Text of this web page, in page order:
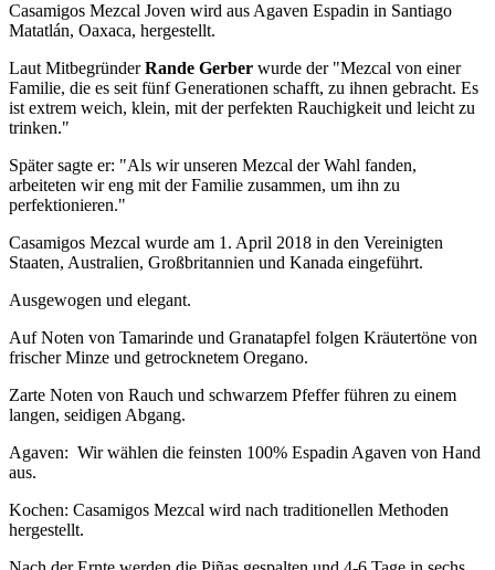
Casamigos Mezcal Joven wird aus Agaven Espadin in Santiago
Matatlán, Oaxaca, hergestellt.
Laut MitbegründerRande Gerber wurde der "Mezcal von einer
Familie, die es seit fünf Generationen schafft, zu ihnen gebracht. Es
ist extrem weich, klein, mit der perfekten Rauchigkeit und leicht zu
trinken."
Später sagte er: "Als wir unseren Mezcal der Wahl fanden,
arbeiteten wir eng mit der Familie zusammen, um ihn zu
perfektionieren."
Casamigos Mezcal wurde am 1. April 2018 in den Vereinigten
Staaten, Australien, Großbritannien und Kanada eingeführt.
Ausgewogen und elegant.
Auf Noten von Tamarinde und Granatapfel folgen Kräutertöne von
frischer Minze und getrocknetem Oregano.
Zarte Noten von Rauch und schwarzem Pfeffer führen zu einem
langen, seidigen Abgang.
Agaven: Wir wählen die feinsten 100% Espadin Agaven von Hand
aus.
Kochen: Casamigos Mezcal wird nach traditionellen Methoden
hergestellt.